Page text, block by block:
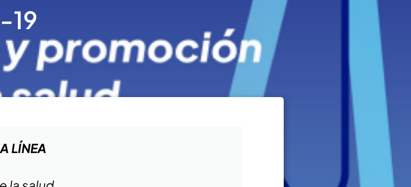
19
LÍNEA